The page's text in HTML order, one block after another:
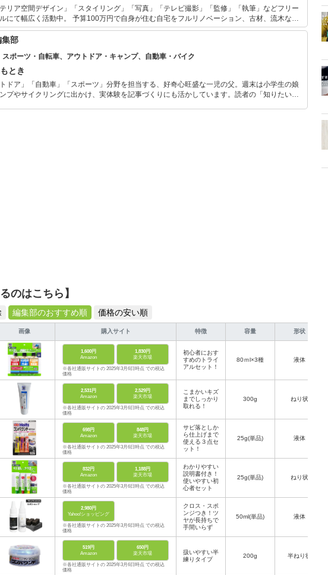
テリア空間デザイン」「スタイリング」「写真」「テレビ撮影」「監修」「執筆」などフリー
。 予算100万円で自身が住む自宅をフルリノベーション、古材、流木など
具作りが話題となり、様々なメディアにて取り上げられている。 幼少期から物作りが好き
もまず作ってみる、やってみる精神、そんな好きが高じて、趣味から現在のお仕事に発展。
集部
スポーツ・自転車、アウトドア・キャンプ、自動車・バイク
とき
トドア」「自動車」「スポーツ」分野を担当する、好奇心旺盛な一児の父。週末は小学生の娘
プやサイクリングに出かけ、実体験を記事づくりにも活かしています。読者の「知りたい」
のはこちら】
編集部のおすすめ順 価格の安い順
画像 購入サイト 特徴 容量 形状
1,600円
Amazon
1,830円
楽天市場
※各社通販サイトの 2025年3月6日時点 での税込
価格
初心者におす
すめのトライ
アルセット！
80ｍl×3種 液体
2,531円
Amazon
2,529円
楽天市場
※各社通販サイトの 2025年3月6日時点 での税込
価格
こまかいキズ
までしっかり
取れる！
300g ねり状
698円
Amazon
848円
楽天市場
※各社通販サイトの 2025年3月6日時点 での税込
価格
サビ落としか
ら仕上げまで
使える３点セ
ット！
25g(単品) 液体
832円
Amazon
1,188円
楽天市場
※各社通販サイトの 2025年3月6日時点 での税込
価格
わかりやすい
説明書付き！
使いやすい初
心者セット
25g(単品) ねり状
2,980円
Yahoo!ショッピング
※各社通販サイトの 2025年3月6日時点 での税込
価格
クロス・スポ
ンジつき！ツ
ヤが長持ちで
手間いらず
50ml(単品) 液体
519円
Amazon
650円
楽天市場
※各社通販サイトの 2025年3月6日時点 での税込
価格
扱いやすい半
練りタイプ
200g 半ねり状